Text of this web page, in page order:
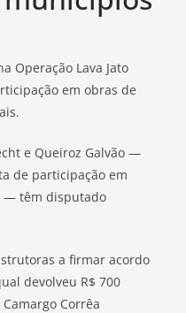
Operação Lava Jato
em obras de
e Queiroz Galvão —
de participação em
— têm disputado
a firmar acordo
devolveu R$ 700
Corrêa